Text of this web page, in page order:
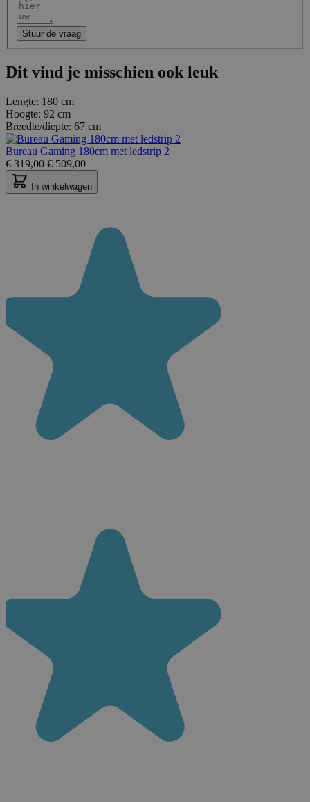
Stuur de vraag
Dit vind je misschien ook leuk
Lengte: 180 cm
Hoogte: 92 cm
Breedte/diepte: 67 cm
Bureau Gaming 180cm met ledstrip 2
€ 319,00 € 509,00
In winkelwagen